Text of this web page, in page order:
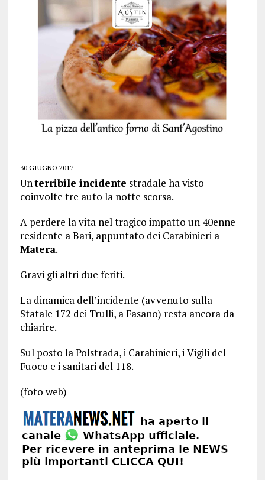
30 GIUGNO 2017
Unterribile incidente stradale ha visto
coinvolte tre auto la notte scorsa.
A perdere la vita nel tragico impatto un 40enne
residente a Bari, appuntato dei Carabinieri a
Matera.
Gravi gli altri due feriti.
La dinamica dell’incidente (avvenuto sulla
Statale 172 dei Trulli, a Fasano) resta ancora da
chiarire.
Sul posto la Polstrada, i Carabinieri, i Vigili del
Fuoco e i sanitari del 118.
(foto web)